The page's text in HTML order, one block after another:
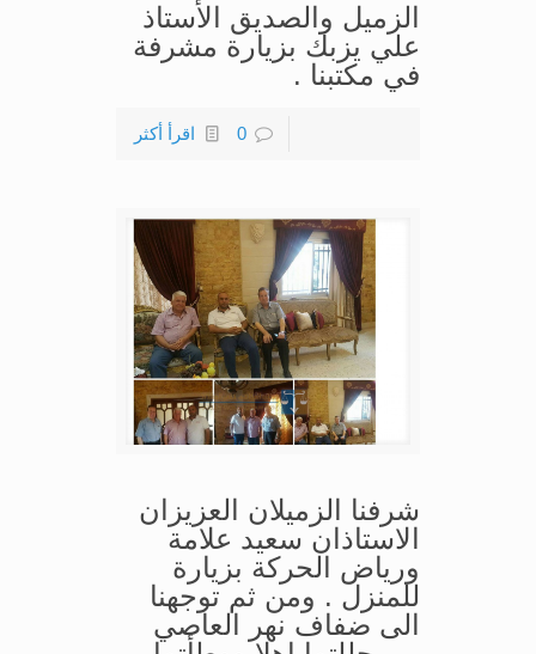
الزميل والصديق الأستاذ
علي يزبك بزيارة مشرفة
في مكتبنا .
0 اقرأ أكثر
شرفنا الزميلان العزيزان
الاستاذان سعيد علامة
ورياض الحركة بزيارة
للمنزل . ومن ثم توجهنا
الى ضفاف نهر العاصي